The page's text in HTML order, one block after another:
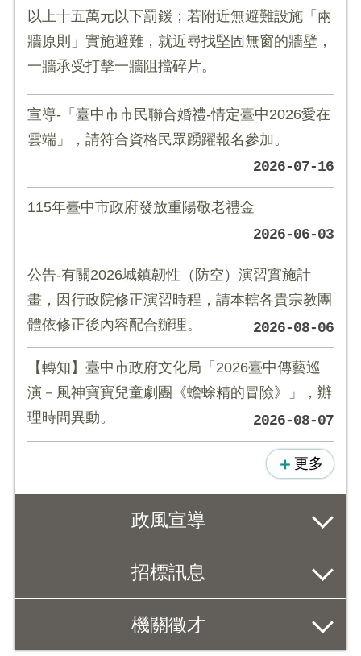
以上十五萬元以下罰鍰；若附近無避難設施「兩
牆原則」實施避難，就近尋找堅固無窗的牆壁，
一牆承受打擊一牆阻擋碎片。
宣導-「臺中市市民聯合婚禮-情定臺中2026愛在
雲端」，請符合資格民眾踴躍報名參加。
2026-07-16
115年臺中市政府發放重陽敬老禮金
2026-06-03
公告-有關2026城鎮韌性（防空）演習實施計
畫，因行政院修正演習時程，請本轄各貴宗教團
體依修正後內容配合辦理。
2026-08-06
【轉知】臺中市政府文化局「2026臺中傳藝巡
演－風神寶寶兒童劇團《蟾蜍精的冒險》」，辦
理時間異動。
2026-08-07
更多
政風宣導
招標訊息
機關徵才